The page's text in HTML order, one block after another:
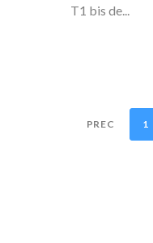
T1 bis de...
PREC 1